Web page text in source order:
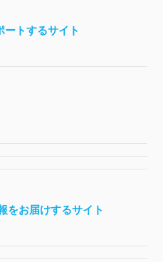
ートするサイト
をお届けするサイト